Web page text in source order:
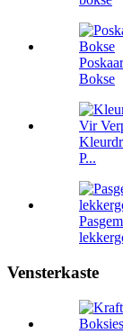
Bokse
P...
Vensterkaste